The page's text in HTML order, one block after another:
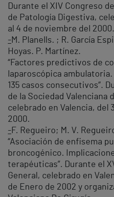
Durante el XIV Congreso
de Patología Digestiva,
al 4 de noviembre del 2000.
-M. Planells. ; R. García
Hoyas. P. Martínez.
“Factores predictivos de
laparoscópica
135 casos consecutivos”.
de la Sociedad Valenciana
celebrado en Valencia, del
2000.
-F. Regueiro; M. V.
“Asociación de enfisema
broncogénico.
terapéuticas”. Durante el
General, celebrado en
de Enero de 2002 y